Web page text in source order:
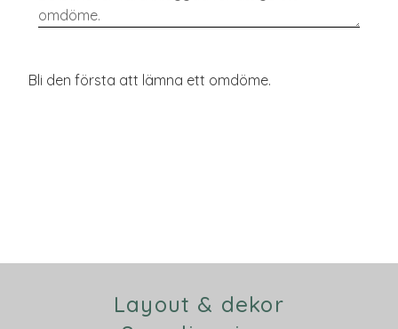
Bli den första att lämna ett omdöme.
Layout & dekor